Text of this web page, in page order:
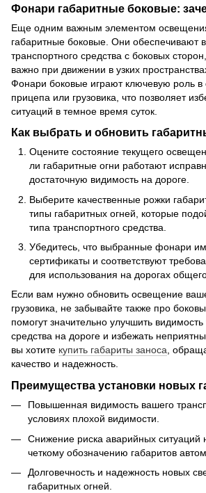
Фонари габаритные боковые:
Еще одним важным элементом
габаритные боковые. Они обеспечивают
транспортного средства с боковых
важно при движении в узких
Фонари боковые играют ключевую роль в
прицепа или грузовика, что позволяет
ситуаций в темное время суток.
Как выбрать и обновить
Оцените состояние текущего
ли габаритные огни работают
достаточную видимость на дороге.
Выберите качественные рожки
типы габаритных огней, которые
типа транспортного средства.
Убедитесь, что выбранные фонари
сертификаты и соответствуют
для использования на дорогах
Если вам нужно обновить освещение
грузовика, не забывайте также про
помогут значительно улучшить видимость
средства на дороге и избежать
вы хотите купить габариты заноса,
качество и надежность.
Преимущества установки новых
Повышенная видимость вашего
условиях плохой видимости.
Снижение риска аварийных ситуаций
четкому обозначению габаритов
Долговечность и надежность новых
габаритных огней.